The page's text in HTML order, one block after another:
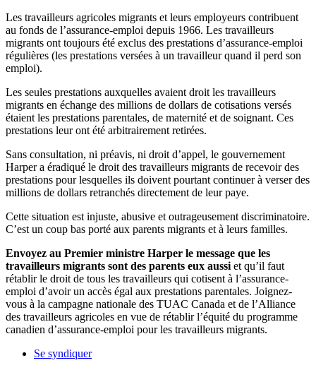
Les travailleurs agricoles migrants et leurs employeurs contribuent
au fonds de l’assurance-emploi depuis 1966. Les travailleurs
migrants ont toujours été exclus des prestations d’assurance-emploi
régulières (les prestations versées à un travailleur quand il perd son
emploi).
Les seules prestations auxquelles avaient droit les travailleurs
migrants en échange des millions de dollars de cotisations versés
étaient les prestations parentales, de maternité et de soignant. Ces
prestations leur ont été arbitrairement retirées.
Sans consultation, ni préavis, ni droit d’appel, le gouvernement
Harper a éradiqué le droit des travailleurs migrants de recevoir des
prestations pour lesquelles ils doivent pourtant continuer à verser des
millions de dollars retranchés directement de leur paye.
Cette situation est injuste, abusive et outrageusement discriminatoire.
C’est un coup bas porté aux parents migrants et à leurs familles.
Envoyez au Premier ministre Harper le message que les
travailleurs migrants sont des parents eux aussi et qu’il faut
rétablir le droit de tous les travailleurs qui cotisent à l’assurance-
emploi d’avoir un accès égal aux prestations parentales. Joignez-
vous à la campagne nationale des TUAC Canada et de l’Alliance
des travailleurs agricoles en vue de rétablir l’équité du programme
canadien d’assurance-emploi pour les travailleurs migrants.
Se syndiquer